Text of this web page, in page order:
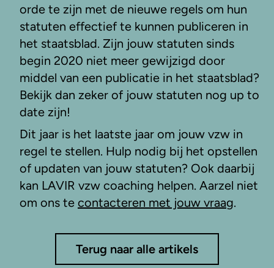
orde te zijn met de nieuwe regels om hun
statuten effectief te kunnen publiceren in
het staatsblad. Zijn jouw statuten sinds
begin 2020 niet meer gewijzigd door
middel van een publicatie in het staatsblad?
Bekijk dan zeker of jouw statuten nog up to
date zijn!
Dit jaar is het laatste jaar om jouw vzw in
regel te stellen. Hulp nodig bij het opstellen
of updaten van jouw statuten? Ook daarbij
kan LAVIR vzw coaching helpen. Aarzel niet
om ons te contacteren met jouw vraag.
Terug naar alle artikels